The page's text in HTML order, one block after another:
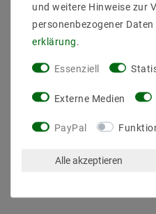
engen oder geschlossenen
Kühlmöglichkeit eingebaut
und weitere Hinweise zur
personenbezogener
erklärung.
Essenziell
Externe Medien
PayPal
Alle akzeptieren